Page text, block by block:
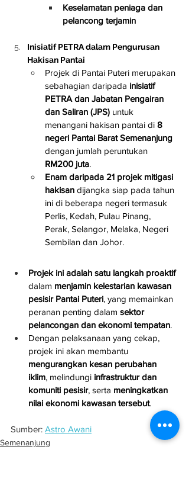
Keselamatan peniaga dan
pelancong terjamin
Inisiatif PETRA dalam Pengurusan
Hakisan Pantai
Projek di Pantai Puteri merupakan
sebahagian daripada inisiatif
PETRA dan Jabatan Pengairan
dan Saliran (JPS) untuk
menangani hakisan pantai di 8
negeri Pantai Barat Semenanjung
dengan jumlah peruntukan
RM200 juta.
Enam daripada 21 projek mitigasi
hakisan dijangka siap pada tahun
ini di beberapa negeri termasuk
Perlis, Kedah, Pulau Pinang,
Perak, Selangor, Melaka, Negeri
Sembilan dan Johor.
Projek ini adalah satu langkah proaktif
dalam menjamin kelestarian kawasan
pesisir Pantai Puteri, yang memainkan
peranan penting dalam sektor
pelancongan dan ekonomi tempatan.
Dengan pelaksanaan yang cekap,
projek ini akan membantu
mengurangkan kesan perubahan
iklim, melindungi infrastruktur dan
komuniti pesisir, serta meningkatkan
nilai ekonomi kawasan tersebut.
Sumber: Astro Awani
Semenanjung